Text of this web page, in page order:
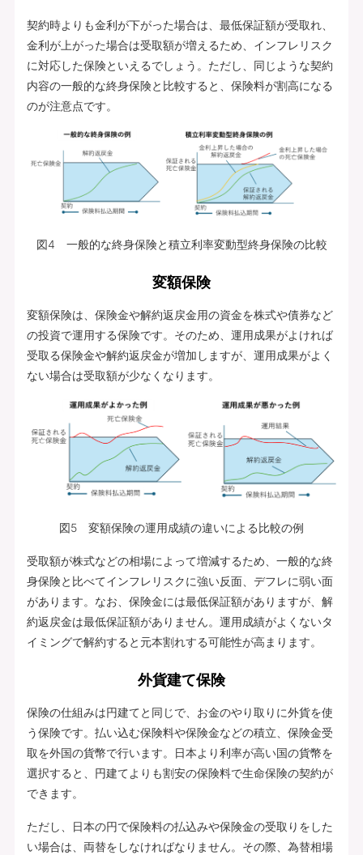
契約時よりも金利が下がった場合は、最低保証額が受取れ、
金利が上がった場合は受取額が増えるため、インフレリスク
に対応した保険といえるでしょう。ただし、同じような契約
内容の一般的な終身保険と比較すると、保険料が割高になる
のが注意点です。
図4 一般的な終身保険と積立利率変動型終身保険の比較
変額保険
変額保険は、保険金や解約返戻金用の資金を株式や債券など
の投資で運用する保険です。そのため、運用成果がよければ
受取る保険金や解約返戻金が増加しますが、運用成果がよく
ない場合は受取額が少なくなります。
図5 変額保険の運用成績の違いによる比較の例
受取額が株式などの相場によって増減するため、一般的な終
身保険と比べてインフレリスクに強い反面、デフレに弱い面
があります。なお、保険金には最低保証額がありますが、解
約返戻金は最低保証額がありません。運用成績がよくないタ
イミングで解約すると元本割れする可能性が高まります。
外貨建て保険
保険の仕組みは円建てと同じで、お金のやり取りに外貨を使
う保険です。払い込む保険料や保険金などの積立、保険金受
取を外国の貨幣で行います。日本より利率が高い国の貨幣を
選択すると、円建てよりも割安の保険料で生命保険の契約が
できます。
ただし、日本の円で保険料の払込みや保険金の受取りをした
い場合は、両替をしなければなりません。その際、為替相場